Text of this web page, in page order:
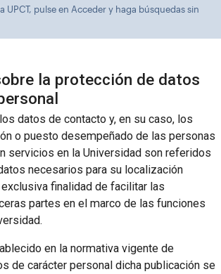
UPCT, pulse en Acceder y haga búsquedas sin
la protección de datos
datos de contacto y, en su caso, los
o puesto desempeñado de las personas
servicios en la Universidad son referidos
necesarios para su localización
finalidad de facilitar las
partes en el marco de las funciones
en la normativa vigente de
de carácter personal dicha publicación se